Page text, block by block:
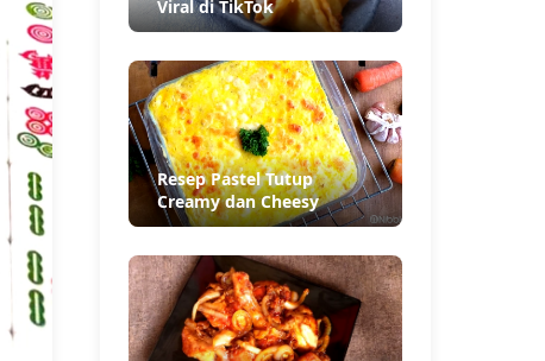
Viral di TikTok
Resep Pastel Tutup
Creamy dan Cheesy